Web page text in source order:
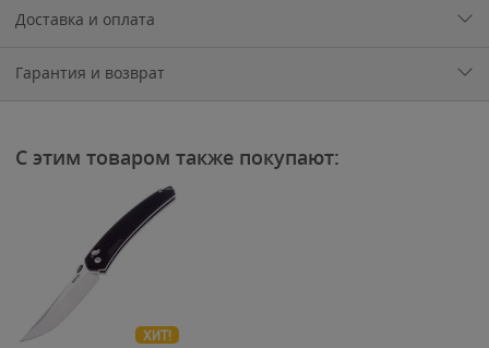
Доставка и оплата
Гарантия и возврат
С этим товаром также покупают:
ХИТ!